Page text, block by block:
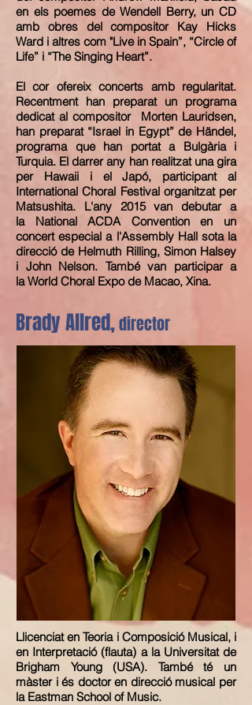
en els poemes deWendell Berry, un CD
amb obres del compositorKay Hicks
Ward i altres com "Live in Spain”, “Circle of
Life” i “The Singing Heart”.
El cor ofereix concerts amb regularitat.
Recentment han preparat un programa
dedicat al compositor Morten Lauridsen,
han preparat “Israel in Egypt” de Händel,
programa que han portat a Bulgària i
Turquia. El darrer any han realitzat una gira
per Hawaii i el Japó, participant al
International Choral Festival organitzat per
Matsushita. L'any 2015 van debutar a
la National ACDA Convention en un
concert especial a l'Assembly Hall sota la
direcció de Helmuth Rilling, Simon Halsey
i John Nelson. També van participar a
la World Choral Expo de Macao, Xina.
Brady Allred,director
Llicenciat en Teoria i Composició Musical, i
en Interpretació (flauta) a la Universitat de
Brigham Young (USA). També té un
màster i és doctor en direcció musical per
la Eastman School of Music.